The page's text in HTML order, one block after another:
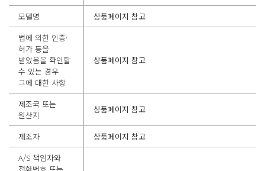
모델명
상품페이지 참고
법에 의한 인증·
허가 등을
받았음을 확인할
수 있는 경우
그에 대한 사항
상품페이지 참고
제조국 또는
원산지
상품페이지 참고
제조자
상품페이지 참고
A/S 책임자와